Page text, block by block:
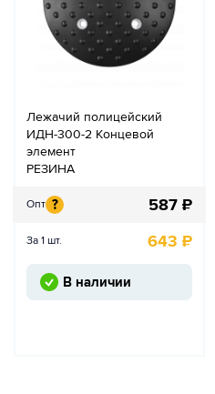
Лежачий полицейский
ИДН-300-2 Концевой
элемент
РЕЗИНА
Опт ? 587 ₽
За 1 шт. 643 ₽
В наличии